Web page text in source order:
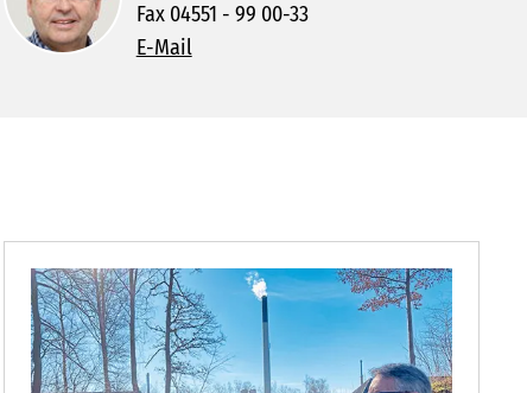
Fax 04551 - 99 00-33
E-Mail